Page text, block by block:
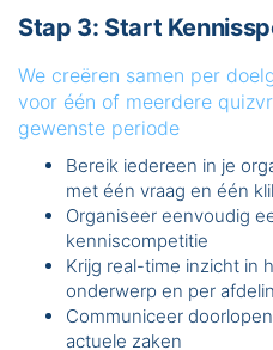
Stap 3: Start
We creëren samen per
voor één of meerdere
gewenste periode
Bereik iedereen in je
met één vraag en één
Organiseer eenvoudig
kenniscompetitie
Krijg real-time inzicht in
onderwerp en per
Communiceer
actuele zaken